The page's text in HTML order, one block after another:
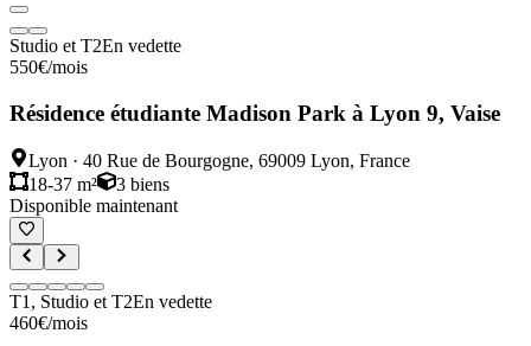
Studio et T2En vedette
550€/mois
Résidence étudiante Madison Park à Lyon 9, Vaise
Lyon · 40 Rue de Bourgogne, 69009 Lyon, France
18-37 m²
3 biens
Disponible maintenant
T1, Studio et T2En vedette
460€/mois